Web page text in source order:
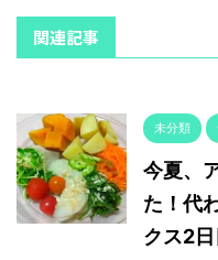
関連記事
未分類
今夏、
た！代
クス2日